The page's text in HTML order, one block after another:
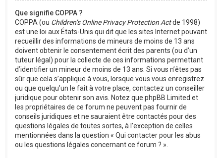
Que signifie COPPA ?
COPPA (ou Children’s Online Privacy Protection Actde 1998)
est une loi aux États-Unis qui dit que les sites Internet pouvant
recueillir des informations de mineurs de moins de 13 ans
doivent obtenir le consentement écrit des parents (ou d’un
tuteur légal) pour la collecte de ces informations permettant
d’identifier un mineur de moins de 13 ans. Si vous n’êtes pas
sûr que cela s’applique à vous, lorsque vous vous enregistrez
ou que quelqu’un le fait à votre place, contactez un conseiller
juridique pour obtenir son avis. Notez que phpBB Limited et
les propriétaires de ce forum ne peuvent pas fournir de
conseils juridiques et ne sauraient être contactés pour des
questions légales de toutes sortes, à l’exception de celles
mentionnées dans la question « Qui contacter pour les abus
ou les questions légales concernant ce forum ? ».